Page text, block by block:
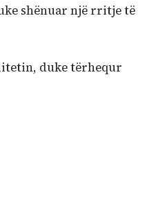
shënuar një rritje të
duke tërhequr